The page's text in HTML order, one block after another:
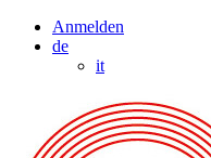
Anmelden
de
it